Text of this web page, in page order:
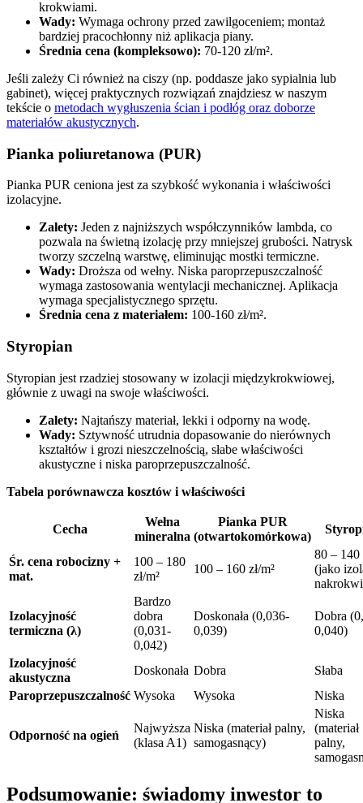
krokwiami.
Wady: Wymaga ochrony przed zawilgoceniem; montaż
bardziej pracochłonny niż aplikacja piany.
Średnia cena (kompleksowo): 70-120 zł/m².
Jeśli zależy Ci również na ciszy (np. poddasze jako sypialnia lub
gabinet), więcej praktycznych rozwiązań znajdziesz w naszym
tekście o metodach wygłuszenia ścian i podłóg oraz doborze
materiałów akustycznych.
Pianka poliuretanowa (PUR)
Pianka PUR ceniona jest za szybkość wykonania i właściwości
izolacyjne.
Zalety: Jeden z najniższych współczynników lambda, co
pozwala na świetną izolację przy mniejszej grubości. Natrysk
tworzy szczelną warstwę, eliminując mostki termiczne.
Wady: Droższa od wełny. Niska paroprzepuszczalność
wymaga zastosowania wentylacji mechanicznej. Aplikacja
wymaga specjalistycznego sprzętu.
Średnia cena z materiałem: 100-160 zł/m².
Styropian
Styropian jest rzadziej stosowany w izolacji międzykrokwiowej,
głównie z uwagi na swoje właściwości.
Zalety: Najtańszy materiał, lekki i odporny na wodę.
Wady: Sztywność utrudnia dopasowanie do nierównych
kształtów i grozi nieszczelnością, słabe właściwości
akustyczne i niska paroprzepuszczalność.
Tabela porównawcza kosztów i właściwości
Cecha
Wełna
mineralna
Pianka PUR
(otwartokomórkowa)
Śr. cena robocizny +
mat.
100 – 180
zł/m²
100 – 160 zł/m²
80 – 140
(jako
Izolacyjność
termiczna (λ)
Bardzo
dobra
(0,031-
0,042)
Doskonała (0,036-
0,039)
Dobra
0,040)
Izolacyjność
akustyczna
Doskonała Dobra
Słaba
Paroprzepuszczalność Wysoka Wysoka Niska
Odporność na ogień
Najwyższa
(klasa A1)
Niska (materiał palny,
samogasnący)
Niska
(materiał
palny,
Podsumowanie: świadomy inwestor to